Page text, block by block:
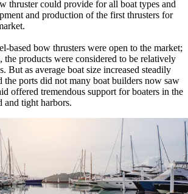
thruster could provide for all boat types and
and production of the first thrusters for
based bow thrusters were open to the market;
the products were considered to be relatively
But as average boat size increased steadily
the ports did not many boat builders now saw
offered tremendous support for boaters in the
and tight harbors.